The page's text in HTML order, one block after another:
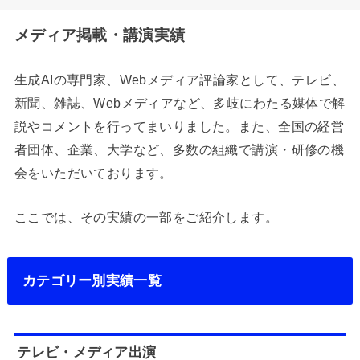
メディア掲載・講演実績
生成AIの専門家、Webメディア評論家として、テレビ、
新聞、雑誌、Webメディアなど、多岐にわたる媒体で解
説やコメントを行ってまいりました。また、全国の経営
者団体、企業、大学など、多数の組織で講演・研修の機
会をいただいております。
ここでは、その実績の一部をご紹介します。
カテゴリー別実績一覧
テレビ・メディア出演